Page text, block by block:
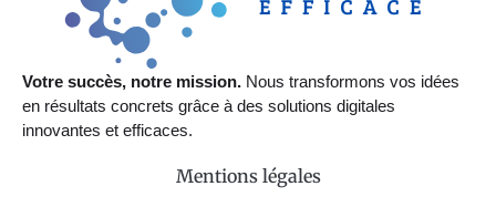
Votre succès, notre mission. Nous transformons vos idées
en résultats concrets grâce à des solutions digitales
innovantes et efficaces.
Mentions légales